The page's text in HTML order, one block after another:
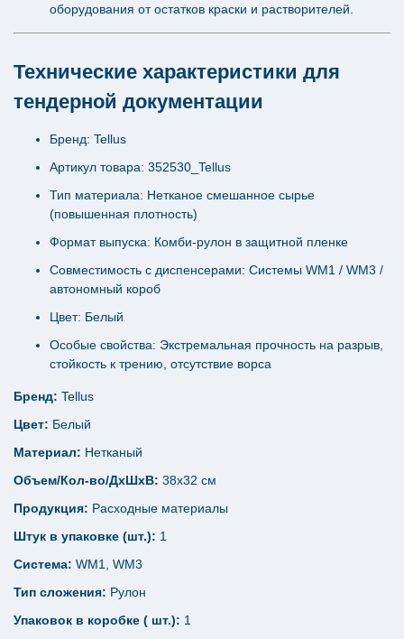
оборудования от остатков краски и растворителей.
Технические характеристики для
тендерной документации
Бренд: Tellus
Артикул товара: 352530_Tellus
Тип материала: Нетканое смешанное сырье
(повышенная плотность)
Формат выпуска: Комби-рулон в защитной пленке
Совместимость с диспенсерами: Системы WM1 / WM3 /
автономный короб
Цвет: Белый
Особые свойства: Экстремальная прочность на разрыв,
стойкость к трению, отсутствие ворса
Бренд: Tellus
Цвет: Белый
Материал: Нетканый
Объем/Кол-во/ДхШхВ: 38х32 см
Продукция: Расходные материалы
Штук в упаковке (шт.): 1
Система: WM1, WM3
Тип сложения: Рулон
Упаковок в коробке ( шт.): 1